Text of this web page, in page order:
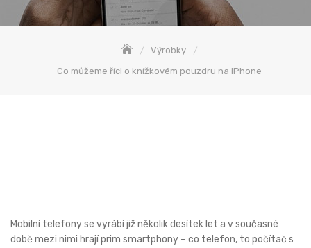
Výrobky
Co můžeme říci o knížkovém pouzdru na iPhone
Mobilní telefony se vyrábí již několik desítek let a v současné
době mezi nimi hrají prim smartphony – co telefon, to počítač s